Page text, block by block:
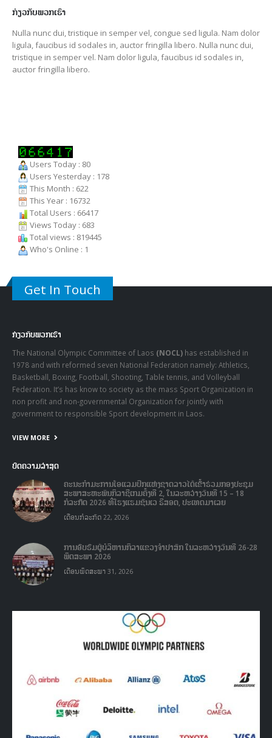
ກ່ຽວກັບພວກເຮົາ
Nulla nunc dui, tristique in semper vel, congue sed ligula. Nam dolor
ligula, faucibus id sodales in, auctor fringilla libero. Nulla nunc dui,
tristique in semper vel. Nam dolor ligula, faucibus id sodales in,
auctor fringilla libero.
Users Today : 80
Users Yesterday : 178
This Month : 622
This Year : 16732
Total Users : 66417
Views Today : 683
Total views : 819445
Who's Online : 1
Get In Touch
ກ່ຽວກັບພວກເຮົາ
The National Olympic Committee of Laos (NOCL) has established in
1978 and with reformed seven National Federation namely: Athletics,
Basketball, Boxing, Football, Shooting, Table tennis, and Volleyball
Federation. It’s has know to society as the mass Sport Organization in
non profit and non-governmental Organization for jointly with
government to responsible Sport development in Laos.
VIEW MORE
ບົດຄວາມລ່າສຸດ
ຄະນະກໍາມະການໂອແລມປິກແຫ່ງຊາດລາວໄດ້ເຂົ້າຮ່ວມກອງປະຊຸມ
ສະພາສະຫະພັນກິລາຊີເກມຄັ້ງທີ 2, ໃນລະຫວ່າງວັນທີ 15 – 18
ກໍລະກົດ 2026 ທີ່ໂຮງແຮມຊັນເວ ຣີສອດ, ປະເທດມາເລຍ
ເດືອນກໍລະກົດ 22, 2026
ການອົບຮົມຜູ້ບໍລິຫານກິລາແຂວງຈໍາປາສັກ ໃນລະຫວ່າງວັນທີ 26-28
ພຶດສະພາ 2026
ເດືອນພຶດສະພາ 31, 2026